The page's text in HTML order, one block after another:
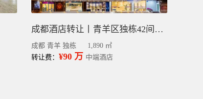
成都酒店转让丨青羊区独栋42间客房宽窄巷子商圈
成都 青羊 独栋
1,890 ㎡
转让费： ¥90 万 中端酒店